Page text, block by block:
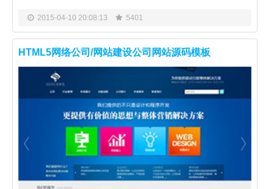
2015-04-10 20:08:13 5401
HTML5网络公司/网站建设公司网站源码模板